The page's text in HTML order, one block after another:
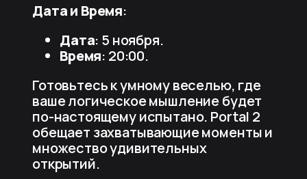
Дата и Время:
Дата: 5 ноября.
Время: 20:00.
Готовьтесь к умному веселью, где
ваше логическое мышление будет
по-настоящему испытано. Portal 2
обещает захватывающие моменты и
множество удивительных
открытий.